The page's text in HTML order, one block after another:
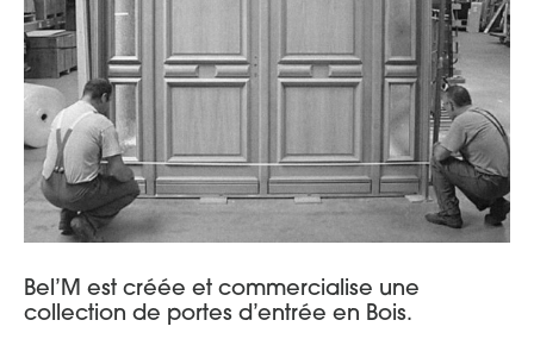
Bel’M est créée et commercialise une
collection de portes d’entrée en Bois.